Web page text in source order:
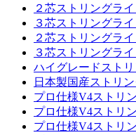
２芯ストリングラ
３芯ストリングラ
２芯ストリングラ
３芯ストリングラ
ハイグレードスト
日本製国産ストリ
プロ仕様V4ストリ
プロ仕様V4ストリ
プロ仕様V4ストリ